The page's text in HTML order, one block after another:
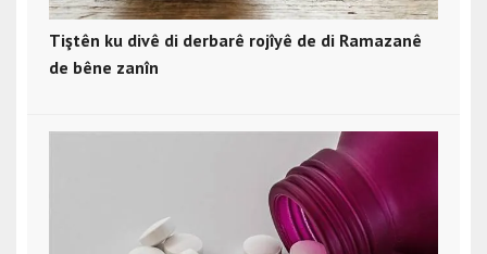
Tiştên ku divê di derbarê rojîyê de di Ramazanê
de bêne zanîn